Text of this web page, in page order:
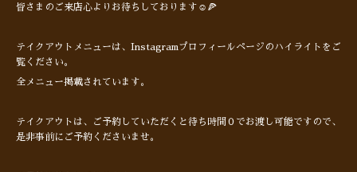
皆さまのご来店心よりお待ちしております☺️🍕
テイクアウトメニューは、Instagramプロフィールページのハイライトをご
覧ください。
全メニュー掲載されています。
テイクアウトは、ご予約していただくと待ち時間０でお渡し可能ですので、
是非事前にご予約くださいませ。